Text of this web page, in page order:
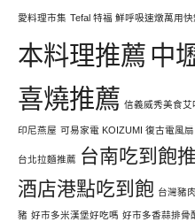
愛料理市集 Tefal 特福 鮮呼吸速燉萬用快
本料理推薦 中
喜燒推薦 信義威秀美食艾
印尼燕屋 可易家電 KOIZUMI 復古電風扇
台北拉麵推薦 台南吃到飽
酒店港點吃到飽 台灣豬
豬 好市多米漢堡好吃嗎 好市多香蒜排骨